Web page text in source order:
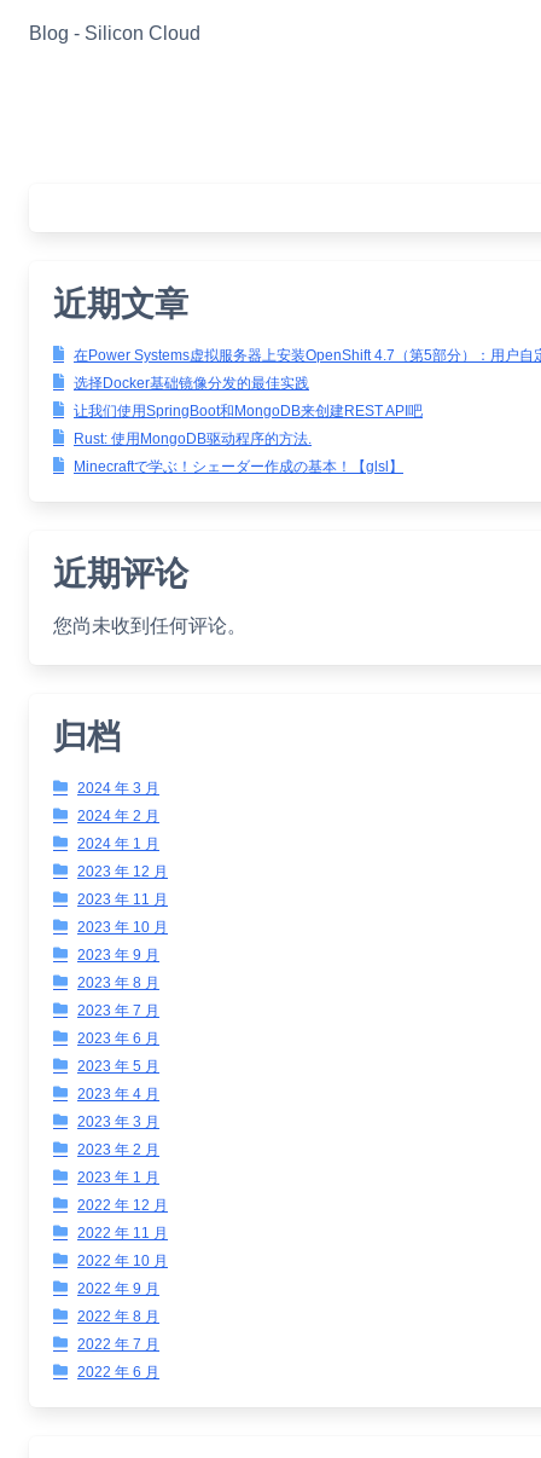
Blog - Silicon Cloud
近期文章
在Power Systems虚拟服务器上安装OpenShift 4.7（第5部分）：用户自
选择Docker基础镜像分发的最佳实践
让我们使用SpringBoot和MongoDB来创建REST API吧
Rust: 使用MongoDB驱动程序的方法.
Minecraftで学ぶ！シェーダー作成の基本！【glsl】
近期评论
您尚未收到任何评论。
归档
2024 年 3 月
2024 年 2 月
2024 年 1 月
2023 年 12 月
2023 年 11 月
2023 年 10 月
2023 年 9 月
2023 年 8 月
2023 年 7 月
2023 年 6 月
2023 年 5 月
2023 年 4 月
2023 年 3 月
2023 年 2 月
2023 年 1 月
2022 年 12 月
2022 年 11 月
2022 年 10 月
2022 年 9 月
2022 年 8 月
2022 年 7 月
2022 年 6 月